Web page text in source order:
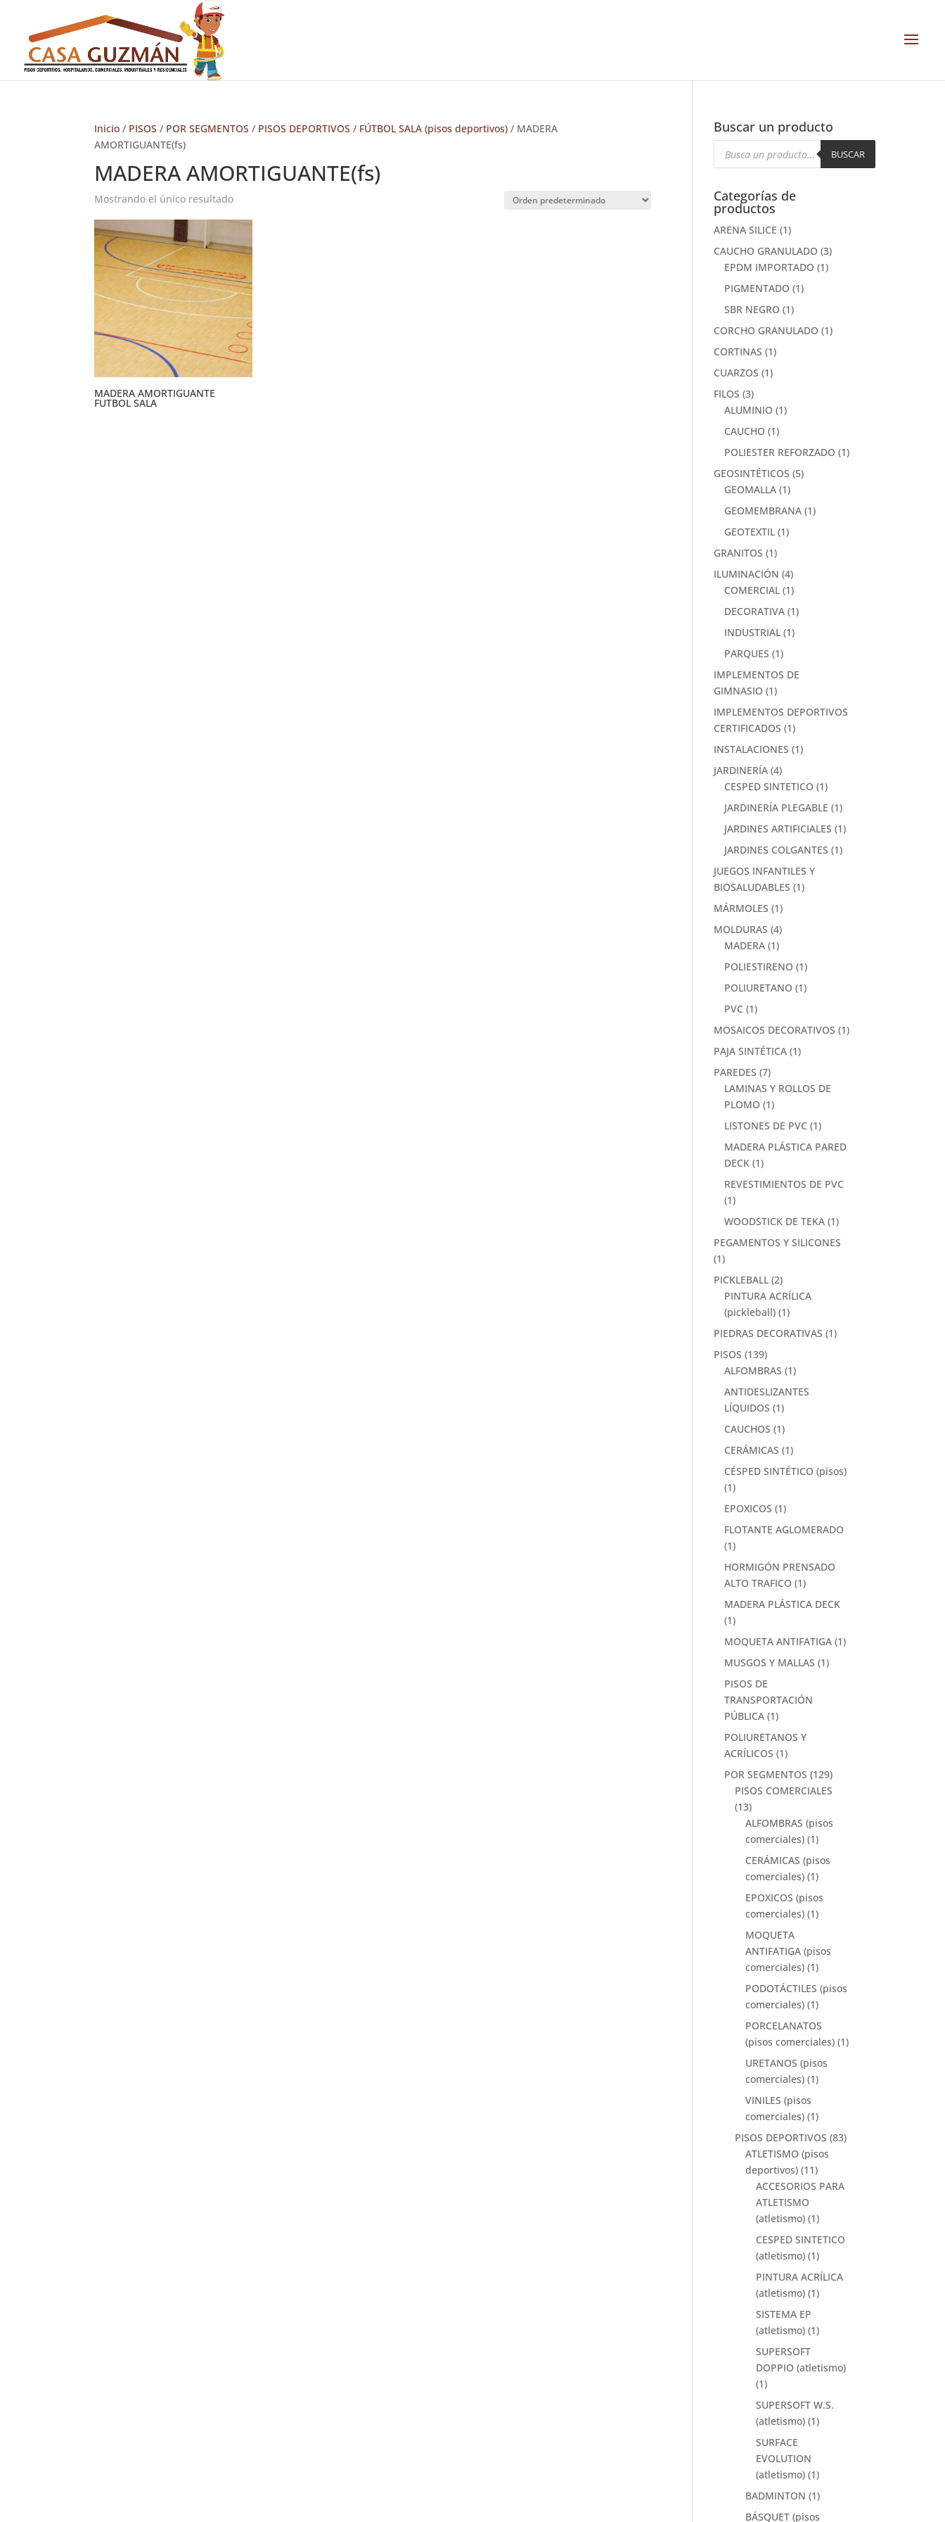
Inicio / PISOS / POR SEGMENTOS / PISOS DEPORTIVOS / FÚTBOL SALA (pisos deportivos) / MADERA
AMORTIGUANTE(fs)
MADERA AMORTIGUANTE(fs)
Mostrando el único resultado
MADERA AMORTIGUANTE
FUTBOL SALA
Buscar un producto
Búsqueda
productos
BUSCAR
Categorías de
productos
ARENA SILICE (1)
CAUCHO GRANULADO (3)
EPDM IMPORTADO (1)
PIGMENTADO (1)
SBR NEGRO (1)
CORCHO GRANULADO (1)
CORTINAS (1)
CUARZOS (1)
FILOS (3)
ALUMINIO (1)
CAUCHO (1)
POLIESTER REFORZADO (1)
GEOSINTÉTICOS (5)
GEOMALLA (1)
GEOMEMBRANA (1)
GEOTEXTIL (1)
GRANITOS (1)
ILUMINACIÓN (4)
COMERCIAL (1)
DECORATIVA (1)
INDUSTRIAL (1)
PARQUES (1)
IMPLEMENTOS DE
GIMNASIO (1)
IMPLEMENTOS DEPORTIVOS
CERTIFICADOS (1)
INSTALACIONES (1)
JARDINERÍA (4)
CESPED SINTETICO (1)
JARDINERÍA PLEGABLE (1)
JARDINES ARTIFICIALES (1)
JARDINES COLGANTES (1)
JUEGOS INFANTILES Y
BIOSALUDABLES (1)
MÁRMOLES (1)
MOLDURAS (4)
MADERA (1)
POLIESTIRENO (1)
POLIURETANO (1)
PVC (1)
MOSAICOS DECORATIVOS (1)
PAJA SINTÉTICA (1)
PAREDES (7)
LAMINAS Y ROLLOS DE
PLOMO (1)
LISTONES DE PVC (1)
MADERA PLÁSTICA PARED
DECK (1)
REVESTIMIENTOS DE PVC
(1)
WOODSTICK DE TEKA (1)
PEGAMENTOS Y SILICONES
(1)
PICKLEBALL (2)
PINTURA ACRÍLICA
(pickleball) (1)
PIEDRAS DECORATIVAS (1)
PISOS (139)
ALFOMBRAS (1)
ANTIDESLIZANTES
LÍQUIDOS (1)
CAUCHOS (1)
CERÁMICAS (1)
CÉSPED SINTÉTICO (pisos)
(1)
EPOXICOS (1)
FLOTANTE AGLOMERADO
(1)
HORMIGÓN PRENSADO
ALTO TRAFICO (1)
MADERA PLÁSTICA DECK
(1)
MOQUETA ANTIFATIGA (1)
MUSGOS Y MALLAS (1)
PISOS DE
TRANSPORTACIÓN
PÚBLICA (1)
POLIURETANOS Y
ACRÍLICOS (1)
POR SEGMENTOS (129)
PISOS COMERCIALES
(13)
ALFOMBRAS (pisos
comerciales) (1)
CERÁMICAS (pisos
comerciales) (1)
EPOXICOS (pisos
comerciales) (1)
MOQUETA
ANTIFATIGA (pisos
comerciales) (1)
PODOTÁCTILES (pisos
comerciales) (1)
PORCELANATOS
(pisos comerciales) (1)
URETANOS (pisos
comerciales) (1)
VINILES (pisos
comerciales) (1)
PISOS DEPORTIVOS (83)
ATLETISMO (pisos
deportivos) (11)
ACCESORIOS PARA
ATLETISMO
(atletismo) (1)
CESPED SINTETICO
(atletismo) (1)
PINTURA ACRÍLICA
(atletismo) (1)
SISTEMA EP
(atletismo) (1)
SUPERSOFT
DOPPIO (atletismo)
(1)
SUPERSOFT W.S.
(atletismo) (1)
SURFACE
EVOLUTION
(atletismo) (1)
BADMINTON (1)
BÁSQUET (pisos